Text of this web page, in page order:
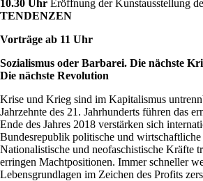
10.30 Uhr Eröffnung der Kunstausstellung
TENDENZEN
Vorträge ab 11 Uhr
Sozialismus oder Barbarei. Die nächste
Die nächste Revolution
Krise und Krieg sind im Kapitalismus
Jahrzehnte des 21. Jahrhunderts führen das
Ende des Jahres 2018 verstärken sich
Bundesrepublik politische und
Nationalistische und neofaschistische Kräfte
erringen Machtpositionen. Immer schneller
Lebensgrundlagen im Zeichen des Profits